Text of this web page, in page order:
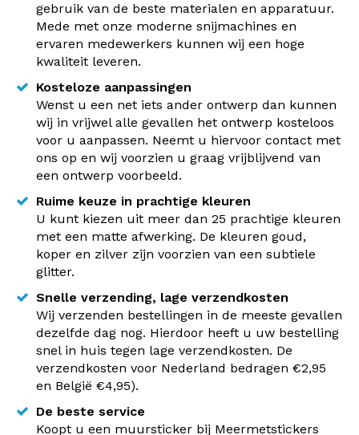
gebruik van de beste materialen en apparatuur.
Mede met onze moderne snijmachines en
ervaren medewerkers kunnen wij een hoge
kwaliteit leveren.
Kosteloze aanpassingen
Wenst u een net iets ander ontwerp dan kunnen
wij in vrijwel alle gevallen het ontwerp kosteloos
voor u aanpassen. Neemt u hiervoor contact met
ons op en wij voorzien u graag vrijblijvend van
een ontwerp voorbeeld.
Ruime keuze in prachtige kleuren
U kunt kiezen uit meer dan 25 prachtige kleuren
met een matte afwerking. De kleuren goud,
koper en zilver zijn voorzien van een subtiele
glitter.
Snelle verzending, lage verzendkosten
Wij verzenden bestellingen in de meeste gevallen
dezelfde dag nog. Hierdoor heeft u uw bestelling
snel in huis tegen lage verzendkosten. De
verzendkosten voor Nederland bedragen €2,95
en België €4,95).
De beste service
Koopt u een muursticker bij Meermetstickers